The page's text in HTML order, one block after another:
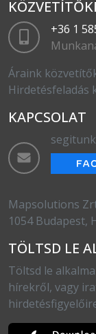
+36 1
Áraink
Hirdetésfeladás
KAPCSOLAT
Mapsolutions
1054 Budapest,
TÖLTSD LE
Töltsd le
hírekről, vagy